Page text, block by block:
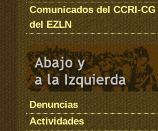
Comunicados del CCRI-CG
del EZLN
Denuncias
Actividades